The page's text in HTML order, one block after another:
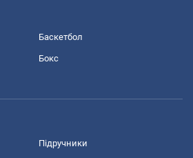
Баскетбол
Бокс
Підручники